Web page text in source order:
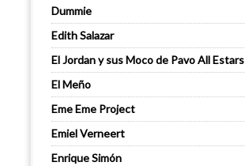
Dummie
Edith Salazar
El Jordan y sus Moco de Pavo All Estars
El Meño
Eme Eme Project
Emiel Verneert
Enrique Simón